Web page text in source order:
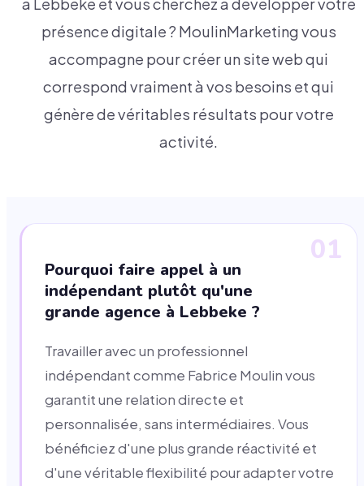
à Lebbeke et vous cherchez à développer votre
présence digitale ? MoulinMarketing vous
accompagne pour créer un site web qui
correspond vraiment à vos besoins et qui
génère de véritables résultats pour votre
activité.
01
Pourquoi faire appel à un
indépendant plutôt qu'une
grande agence à Lebbeke ?
Travailler avec un professionnel
indépendant comme Fabrice Moulin vous
garantit une relation directe et
personnalisée, sans intermédiaires. Vous
bénéficiez d'une plus grande réactivité et
d'une véritable flexibilité pour adapter votre